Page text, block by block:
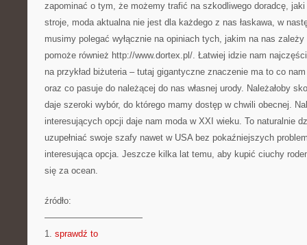
zapominać o tym, że możemy trafić na szkodliwego doradcę,
stroje, moda aktualna nie jest dla każdego z nas łaskawa, w
musimy polegać wyłącznie na opiniach tych, jakim na nas
pomoże również http://www.dortex.pl/. Łatwiej idzie nam
na przykład biżuteria – tutaj gigantyczne znaczenie ma to co
oraz co pasuje do należącej do nas własnej urody. Należałoby
daje szeroki wybór, do którego mamy dostęp w chwili obecnej.
interesujących opcji daje nam moda w XXI wieku. To naturalnie
uzupełniać swoje szafy nawet w USA bez pokaźniejszych
interesująca opcja. Jeszcze kilka lat temu, aby kupić ciuchy
się za ocean.
źródło:
———————————
1. sprawdź to